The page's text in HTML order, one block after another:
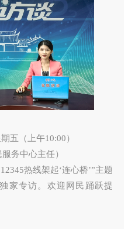
五（上午10:00）
务中心主任）
热线架起‘连心桥’”主题
家专访。欢迎网民踊跃提